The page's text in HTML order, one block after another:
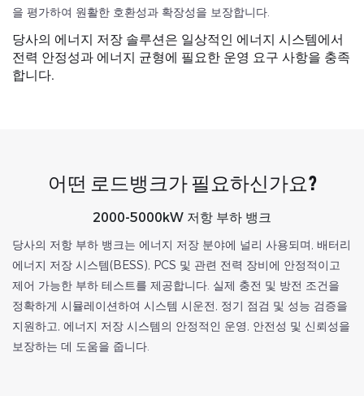
을 평가하여 원활한 호환성과 확장성을 보장합니다.
당사의 에너지 저장 솔루션은 일상적인 에너지 시스템에서
전력 안정성과 에너지 균형에 필요한 운영 요구 사항을 충족
합니다.
어떤 로드뱅크가 필요하신가요?
2000-5000kW 저항 부하 뱅크
당사의 저항 부하 뱅크는 에너지 저장 분야에 널리 사용되며, 배터리
에너지 저장 시스템(BESS), PCS 및 관련 전력 장비에 안정적이고
제어 가능한 부하 테스트를 제공합니다. 실제 충전 및 방전 조건을
정확하게 시뮬레이션하여 시스템 시운전, 정기 점검 및 성능 검증을
지원하고, 에너지 저장 시스템의 안정적인 운영, 안전성 및 신뢰성을
보장하는 데 도움을 줍니다.